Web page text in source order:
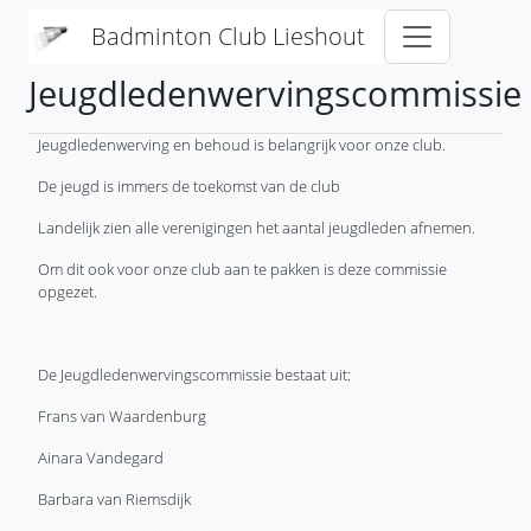
Badminton Club Lieshout
Jeugdledenwervingscommissie
Jeugdledenwerving en behoud is belangrijk voor onze club.
De jeugd is immers de toekomst van de club
Landelijk zien alle verenigingen het aantal jeugdleden afnemen.
Om dit ook voor onze club aan te pakken is deze commissie
opgezet.
De Jeugdledenwervingscommissie bestaat uit:
Frans van Waardenburg
Ainara Vandegard
Barbara van Riemsdijk